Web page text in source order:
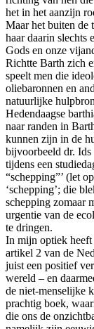
het in het aanzijn
Maar het buiten de
haar daarin slechts
Gods en onze
Richtte Barth zich
speelt men die
oliebaronnen en
natuurlijke
Hedendaagse
naar randen in
kunnen zijn in de
bijvoorbeeld dr. Ids
tijdens een
“schepping”’ (let
‘schepping’; die
schepping zomaar
urgentie van de
te dringen.
In mijn optiek heeft
artikel 2 van de
juist een positief
wereld – en
de niet-menselijke
prachtig boek,
die ons de